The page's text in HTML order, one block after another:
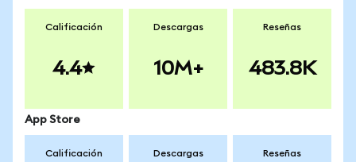
Calificación
4.4
Descargas
10M+
Reseñas
483.8K
App Store
Calificación Descargas Reseñas